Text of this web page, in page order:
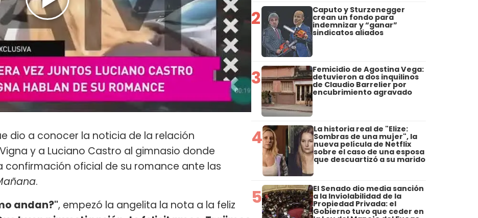
dio a conocer la noticia de la relación
y a Luciano Castro al gimnasio donde
confirmación oficial de su romance ante las
.
andan?", empezó la angelita la nota a la feliz
2 Caputo y Sturzenegger
crean un fondo para
indemnizar y “ganar”
sindicatos aliados
3 Femicidio de Agostina Vega:
detuvieron a dos inquilinos
de Claudio Barrelier por
encubrimiento agravado
4 La historia real de "Elize:
Sombras de una mujer", la
nueva película de Netflix
sobre el caso de una esposa
que descuartizó a su marido
5 El Senado dio media sanción
a la Inviolabilidad de la
Propiedad Privada: el
Gobierno tuvo que ceder en